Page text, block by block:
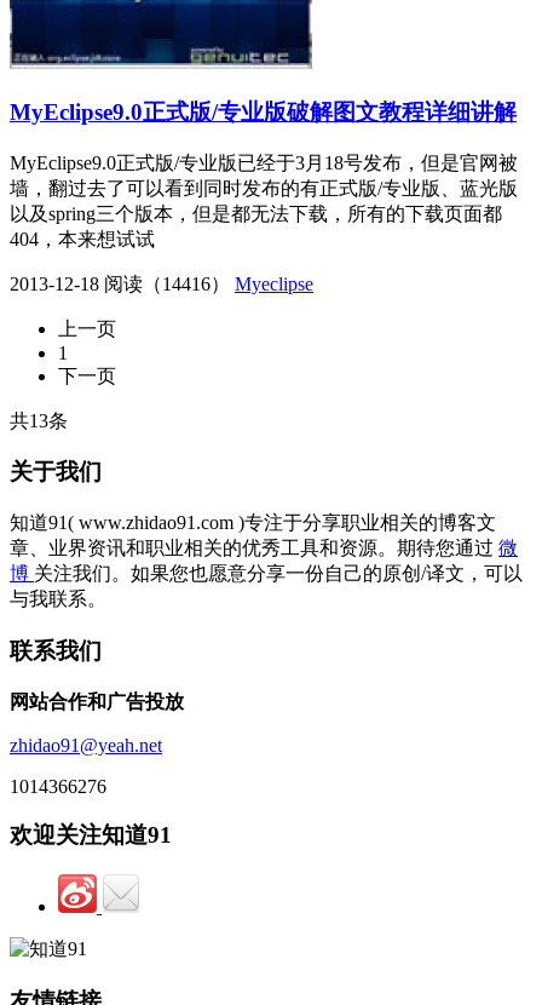
MyEclipse9.0正式版/专业版破解图文教程详细讲解
MyEclipse9.0正式版/专业版已经于3月18号发布，但是官网被
墙，翻过去了可以看到同时发布的有正式版/专业版、蓝光版
以及spring三个版本，但是都无法下载，所有的下载页面都
404，本来想试试
2013-12-18 阅读（14416） Myeclipse
上一页
1
下一页
共13条
关于我们
知道91( www.zhidao91.com )专注于分享职业相关的博客文
章、业界资讯和职业相关的优秀工具和资源。期待您通过 微
博 关注我们。如果您也愿意分享一份自己的原创/译文，可以
与我联系。
联系我们
网站合作和广告投放
zhidao91@yeah.net
1014366276
欢迎关注知道91